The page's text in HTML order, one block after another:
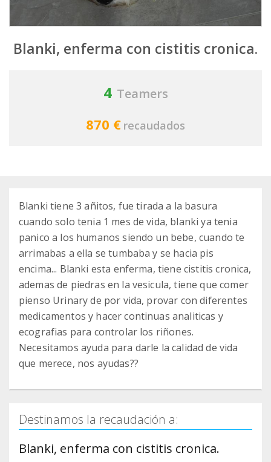
Blanki, enferma con cistitis cronica.
4 Teamers
870 € recaudados
Blanki tiene 3 añitos, fue tirada a la basura
cuando solo tenia 1 mes de vida, blanki ya tenia
panico a los humanos siendo un bebe, cuando te
arrimabas a ella se tumbaba y se hacia pis
encima... Blanki esta enferma, tiene cistitis cronica,
ademas de piedras en la vesicula, tiene que comer
pienso Urinary de por vida, provar con diferentes
medicamentos y hacer continuas analiticas y
ecografias para controlar los riñones.
Necesitamos ayuda para darle la calidad de vida
que merece, nos ayudas??
Destinamos la recaudación a:
Blanki, enferma con cistitis cronica.